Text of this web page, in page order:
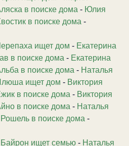
в поиске дома - Юлия
в поиске дома -
ищет дом - Екатерина
в поиске дома - Екатерина
в поиске дома - Наталья
ищет дом - Виктория
в поиске дома - Виктория
в поиске дома - Наталья
Рошель в поиске дома -
Байрон ищет семью - Наталья